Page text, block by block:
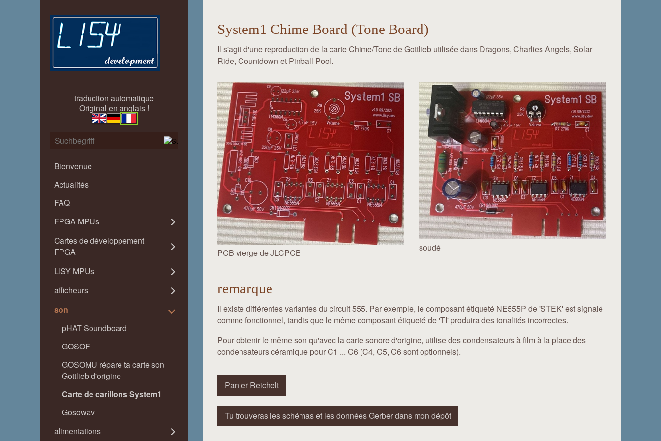
traduction automatique
Original en anglais !
Bienvenue
Actualités
FAQ
FPGA MPUs
Cartes de développement
FPGA
LISY MPUs
afficheurs
son
pHAT Soundboard
GOSOF
GOSOMU répare ta carte son
Gottlieb d'origine
Carte de carillons System1
Gosowav
alimentations
System1 Chime Board (Tone Board)
Il s'agit d'une reproduction de la carte Chime/Tone de Gottlieb utilisée dans Dragons, Charlies Angels, Solar
Ride, Countdown et Pinball Pool.
PCB vierge de JLCPCB soudé
remarque
Il existe différentes variantes du circuit 555. Par exemple, le composant étiqueté NE555P de 'STEK' est signalé
comme fonctionnel, tandis que le même composant étiqueté de 'TI' produira des tonalités incorrectes.
Pour obtenir le même son qu'avec la carte sonore d'origine, utilise des condensateurs à film à la place des
condensateurs céramique pour C1 ... C6 (C4, C5, C6 sont optionnels).
Panier Reichelt
Tu trouveras les schémas et les données Gerber dans mon dépôt